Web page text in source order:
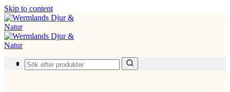
Skip to content
Produkter